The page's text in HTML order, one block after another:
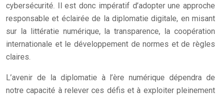
cybersécurité. Il est donc impératif d’adopter une approche
responsable et éclairée de la diplomatie digitale, en misant
sur la littératie numérique, la transparence, la coopération
internationale et le développement de normes et de règles
claires.
L’avenir de la diplomatie à l’ère numérique dépendra de
notre capacité à relever ces défis et à exploiter pleinement